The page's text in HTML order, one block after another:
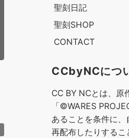
聖刻日記
聖刻SHOP
CONTACT
CCbyNCにつ
CC BY NCとは、原
「©︎WARES
あることを条件に
再配布したりするこ